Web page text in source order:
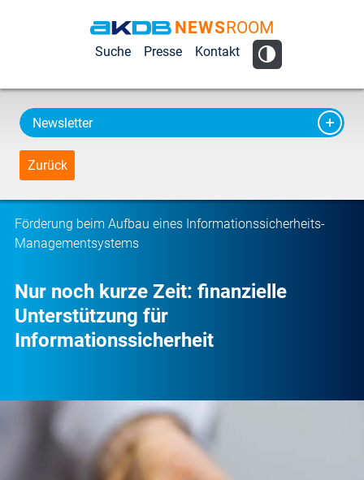
AKDB Anstalt
Kommunale
Datenverarbeitung
in Bayern
NEWSROOM
Suche Presse Kontakt
Newsletter
Zurück
Förderung beim Aufbau eines Informationssicherheits-
Managementsystems
Nur noch kurze Zeit: finanzielle
Unterstützung für
Informationssicherheit